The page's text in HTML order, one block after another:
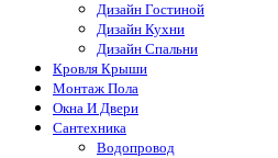
Дизайн Гостиной
Дизайн Кухни
Дизайн Спальни
Кровля Крыши
Монтаж Пола
Окна И Двери
Сантехника
Водопровод